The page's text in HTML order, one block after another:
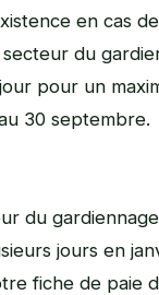
en cas
du
pour un
30 septembre.
du
jours en
fiche de paie